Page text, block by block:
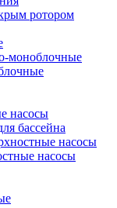
ротором
моноблочные
насосы
бассейна
насосы
насосы